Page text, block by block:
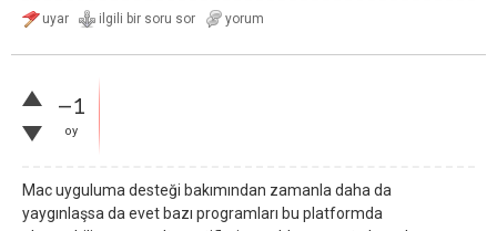
–1
oy
Mac uyguluma desteği bakımından zamanla daha da
yaygınlaşsa da evet bazı programları bu platformda